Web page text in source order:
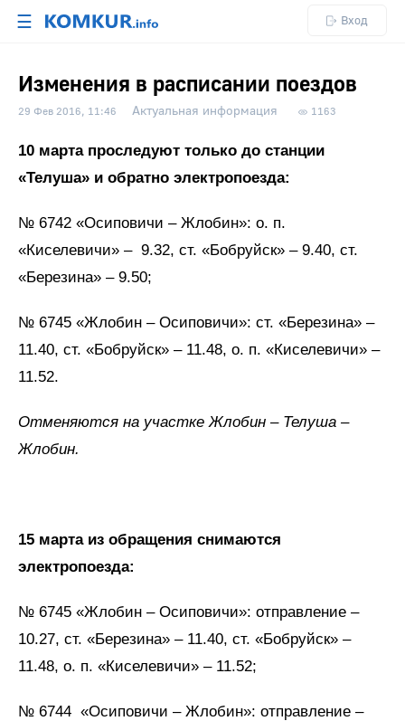
☰ Вход
Изменения в расписании поездов
29 Фев 2016, 11:46 Актуальная информация 1163
10 марта проследуют только до станции
«Телуша» и обратно электропоезда:
№ 6742 «Осиповичи – Жлобин»: о. п.
«Киселевичи» – 9.32, ст. «Бобруйск» – 9.40, ст.
«Березина» – 9.50;
№ 6745 «Жлобин – Осиповичи»: ст. «Березина» –
11.40, ст. «Бобруйск» – 11.48, о. п. «Киселевичи» –
11.52.
Отменяются на участке Жлобин – Телуша –
Жлобин.
15 марта из обращения снимаются
электропоезда:
№ 6745 «Жлобин – Осиповичи»: отправление –
10.27, ст. «Березина» – 11.40, ст. «Бобруйск» –
11.48, о. п. «Киселевичи» – 11.52;
№ 6744 «Осиповичи – Жлобин»: отправление –